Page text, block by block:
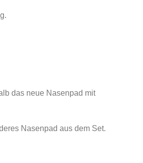
das neue Nasenpad mit
Nasenpad aus dem Set.